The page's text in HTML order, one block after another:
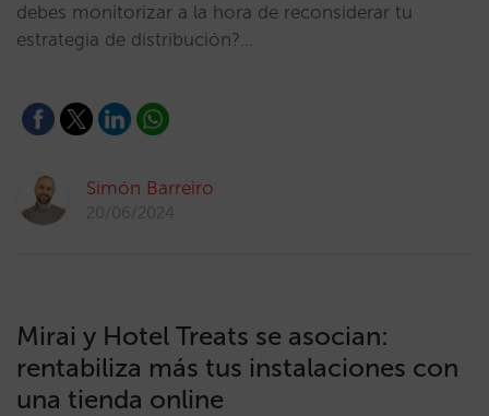
debes monitorizar a la hora de reconsiderar tu
estrategia de distribución?…
Simón Barreiro
20/06/2024
Mirai y Hotel Treats se asocian:
rentabiliza más tus instalaciones con
una tienda online